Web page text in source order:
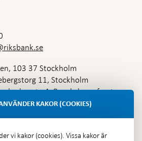
103 37 Stockholm
11, Stockholm
kyrkogata 4, Brunkebergsfaret,
KAKOR (COOKIES)
vi kakor (cookies). Vissa kakor är